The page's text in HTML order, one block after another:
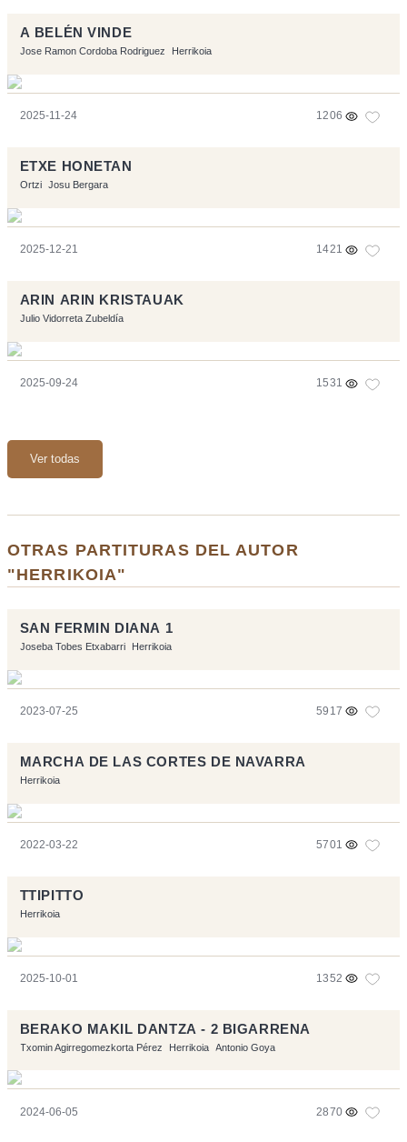
A BELÉN VINDE
Jose Ramon Cordoba Rodriguez Herrikoia
2025-11-24 1206
ETXE HONETAN
Ortzi Josu Bergara
2025-12-21 1421
ARIN ARIN KRISTAUAK
Julio Vidorreta Zubeldía
2025-09-24 1531
Ver todas
OTRAS PARTITURAS DEL AUTOR
"HERRIKOIA"
SAN FERMIN DIANA 1
Joseba Tobes Etxabarri Herrikoia
2023-07-25 5917
MARCHA DE LAS CORTES DE NAVARRA
Herrikoia
2022-03-22 5701
TTIPITTO
Herrikoia
2025-10-01 1352
BERAKO MAKIL DANTZA - 2 BIGARRENA
Txomin Agirregomezkorta Pérez Herrikoia Antonio Goya
2024-06-05 2870